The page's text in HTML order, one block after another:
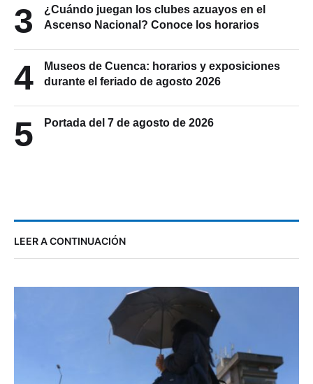
3
¿Cuándo juegan los clubes azuayos en el
Ascenso Nacional? Conoce los horarios
4
Museos de Cuenca: horarios y exposiciones
durante el feriado de agosto 2026
5 Portada del 7 de agosto de 2026
LEER A CONTINUACIÓN